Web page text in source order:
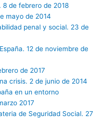
8 de febrero de 2018
mayo de 2014
penal y social. 23 de
12 de noviembre de
de 2017
crisis. 2 de junio de 2014
en un entorno
2017
de Seguridad Social. 27